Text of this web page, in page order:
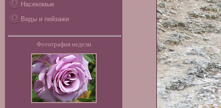
Насекомые
Виды и пейзажи
Фотография недели